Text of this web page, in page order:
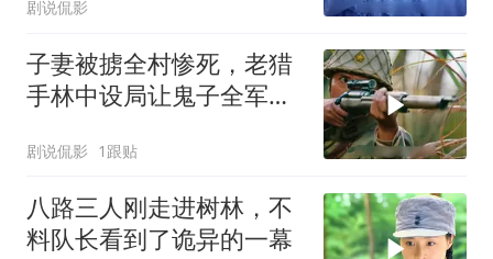
剧说侃影
子妻被掳全村惨死，老猎
手林中设局让鬼子全军覆
剧说侃影 1跟贴
八路三人刚走进树林，不
料队长看到了诡异的一幕